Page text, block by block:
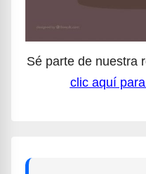
Sé parte de nuestra
clic aquí